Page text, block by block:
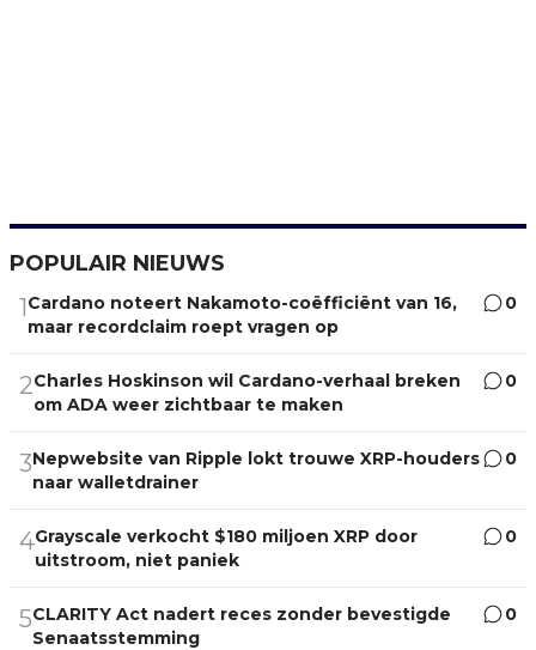
POPULAIR NIEUWS
1Cardano noteert Nakamoto-coëfficiënt van 16,
maar recordclaim roept vragen op
0
2Charles Hoskinson wil Cardano-verhaal breken
om ADA weer zichtbaar te maken
0
3Nepwebsite van Ripple lokt trouwe XRP-houders
naar walletdrainer
0
4Grayscale verkocht $180 miljoen XRP door
uitstroom, niet paniek
0
5CLARITY Act nadert reces zonder bevestigde
Senaatsstemming
0